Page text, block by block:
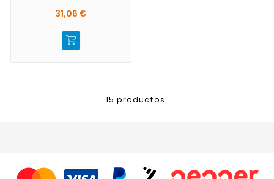
31,06 €
15 productos